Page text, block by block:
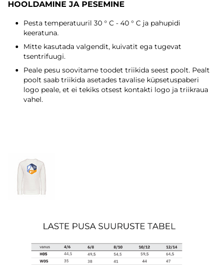
HOOLDAMINE JA PESEMINE
Pesta temperatuuril 30 ° C - 40 ° C ja pahupidi
keeratuna.
Mitte kasutada valgendit, kuivatit ega tugevat
tsentrifuugi.
Peale pesu soovitame toodet triikida seest poolt. Pealt
poolt saab triikida asetades tavalise küpsetuspaberi
logo peale, et ei tekiks otsest kontakti logo ja triikraua
vahel.